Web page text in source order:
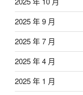
2025 年 9 月
2025 年 7 月
2025 年 4 月
2025 年 1 月